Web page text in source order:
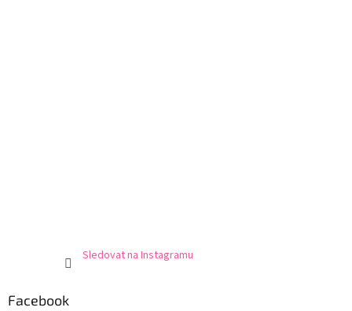
Sledovat na Instagramu
Facebook